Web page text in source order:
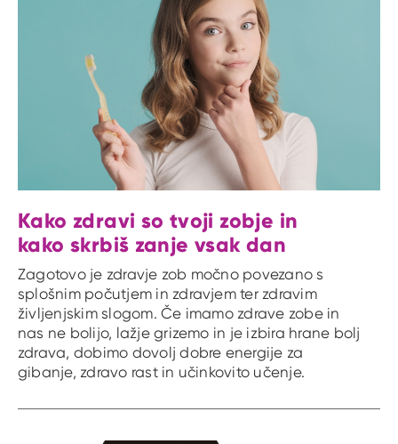
Kako zdravi so tvoji zobje in
kako skrbiš zanje vsak dan
Zagotovo je zdravje zob močno povezano s
splošnim počutjem in zdravjem ter zdravim
življenjskim slogom. Če imamo zdrave zobe in
nas ne bolijo, lažje grizemo in je izbira hrane bolj
zdrava, dobimo dovolj dobre energije za
gibanje, zdravo rast in učinkovito učenje.